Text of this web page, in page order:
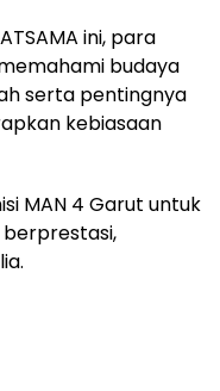
ini, para
budaya
serta pentingnya
kebiasaan
MAN 4 Garut untuk